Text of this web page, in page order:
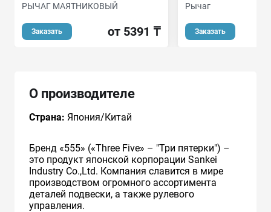
РЫЧАГ МАЯТНИКОВЫЙ
Заказать от 5391 ₸
Рычаг
Заказать
О производителе
Страна: Япония/Китай
Бренд «555» («Three Five» – "Три пятерки") –
это продукт японской корпорации Sankei
Industry Co.,Ltd. Компания славится в мире
производством огромного ассортимента
деталей подвески, а также рулевого
управления.